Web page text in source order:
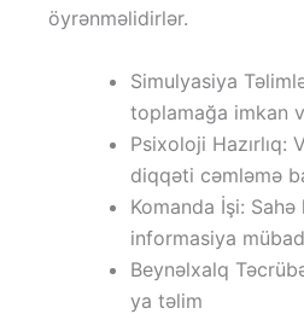
öyrənməlidirlər.
Simulyasiya
toplamağa imkan
Psixoloji
diqqəti cəmləmə
Komanda İşi:
informasiya
Beynəlxalq
ya təlim